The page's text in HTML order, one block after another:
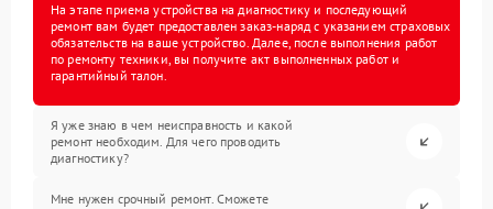
На этапе приема устройства на диагностику и последующий
ремонт вам будет предоставлен заказ-наряд с указанием страховых
обязательств на ваше устройство. Далее, после выполнения работ
по ремонту техники, вы получите акт выполненных работ и
гарантийный талон.
Я уже знаю в чем неисправность и какой
ремонт необходим. Для чего проводить
диагностику?
Мне нужен срочный ремонт. Сможете